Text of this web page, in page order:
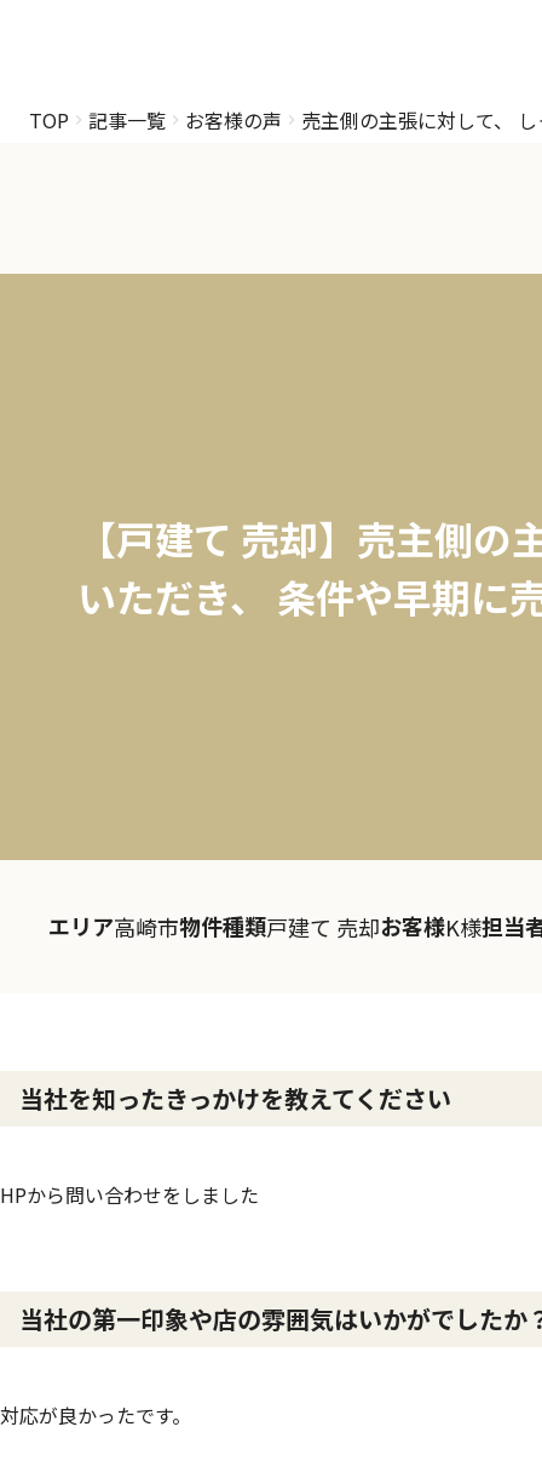
TOP 記事一覧 お客様の声 売主側の主張に対して、
【戸建て 売却】売主側
いただき、 条件や早期に
エリア高崎市物件種類戸建て 売却お客様K様担当
当社を知ったきっかけを教えてください
HPから問い合わせをしました
当社の第一印象や店の雰囲気はいかがでしたか
対応が良かったです。